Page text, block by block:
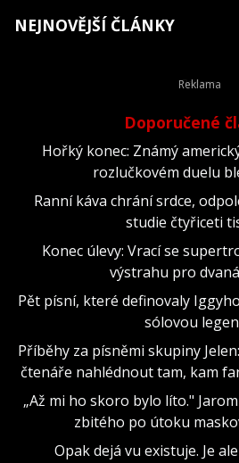
NEJNOVĚJŠÍ ČLÁNKY
Doporučené
Hořký konec: Známý
rozlučkovém duelu
Ranní káva chrání srdce,
studie čtyřiceti
Konec úlevy: Vrací se
výstrahu pro
Pět písní, které definovaly
sólovou
Příběhy za písněmi skupiny
čtenáře nahlédnout tam, kam
„Až mi ho skoro bylo líto."
zbitého po útoku
Opak dejá vu existuje. Je